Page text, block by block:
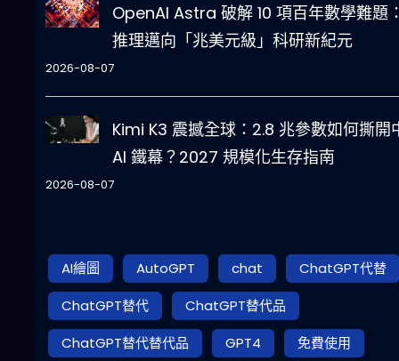
OpenAI Astra 破解 10 項百年數學難題
推理邁向「兆美元級」科研新紀元
2026-08-07
Kimi K3 震撼全球：2.8 兆參數如何撕開
AI 鐵幕？2027 規模化生存指南
2026-08-07
AI繪圖 AutoGPT chat
ChatGPT代替
ChatGPT替代
ChatGPT替代品
ChatGPT替代替代品
GPT4
免費使用